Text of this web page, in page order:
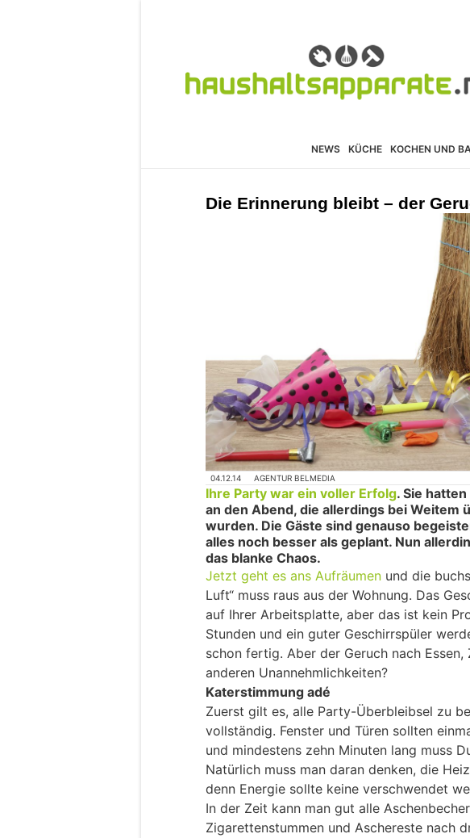
NEWS KÜCHE KOCHEN UND
Die Erinnerung bleibt – der
04.12.14 AGENTUR BELMEDIA
Ihre Party war ein voller Erfolg. Sie
an den Abend, die allerdings bei Weitem
wurden. Die Gäste sind genauso
alles noch besser als geplant. Nun
das blanke Chaos.
Jetzt geht es ans Aufräumen und die
Luft“ muss raus aus der Wohnung. Das
auf Ihrer Arbeitsplatte, aber das ist kein
Stunden und ein guter Geschirrspüler
schon fertig. Aber der Geruch nach Essen,
anderen Unannehmlichkeiten?
Katerstimmung adé
Zuerst gilt es, alle Party-Überbleibsel zu
vollständig. Fenster und Türen sollten
und mindestens zehn Minuten lang muss
Natürlich muss man daran denken, die
denn Energie sollte keine verschwendet
In der Zeit kann man gut alle
Zigarettenstummen und Aschereste nach